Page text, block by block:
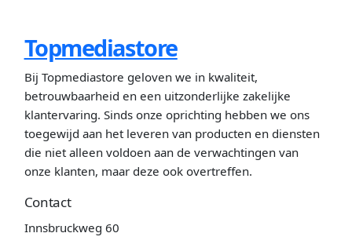
Topmediastore
Bij Topmediastore geloven we in kwaliteit,
betrouwbaarheid en een uitzonderlijke zakelijke
klantervaring. Sinds onze oprichting hebben we ons
toegewijd aan het leveren van producten en diensten
die niet alleen voldoen aan de verwachtingen van
onze klanten, maar deze ook overtreffen.
Contact
Innsbruckweg 60